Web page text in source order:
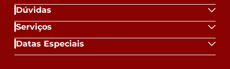
Dúvidas
Serviços
Datas Especiais